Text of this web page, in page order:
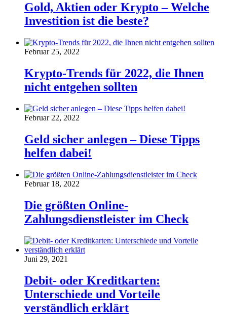
Gold, Aktien oder Krypto – Welche
Investition ist die beste?
Februar 25, 2022
Krypto-Trends für 2022, die Ihnen
nicht entgehen sollten
Februar 22, 2022
Geld sicher anlegen – Diese Tipps
helfen dabei!
Februar 18, 2022
Die größten Online-
Zahlungsdienstleister im Check
Juni 29, 2021
Debit- oder Kreditkarten:
Unterschiede und Vorteile
verständlich erklärt